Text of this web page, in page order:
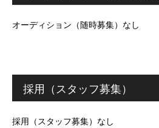
オーディション（随時募集）なし
採用（スタッフ募集）
採用（スタッフ募集）なし